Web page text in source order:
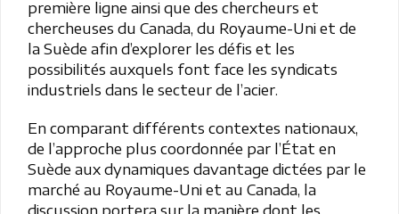
première ligne ainsi que des chercheurs et
chercheuses du Canada, du Royaume-Uni et de
la Suède afin d’explorer les défis et les
possibilités auxquels font face les syndicats
industriels dans le secteur de l’acier.
En comparant différents contextes nationaux,
de l’approche plus coordonnée par l’État en
Suède aux dynamiques davantage dictées par le
marché au Royaume-Uni et au Canada, la
discussion portera sur la manière dont les